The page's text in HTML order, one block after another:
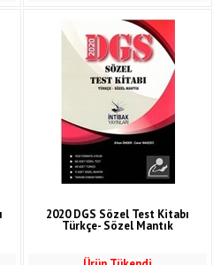
2020 DGS Sözel Test Kitabı
Türkçe- Sözel Mantık